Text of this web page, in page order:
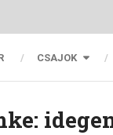
CSAJOK